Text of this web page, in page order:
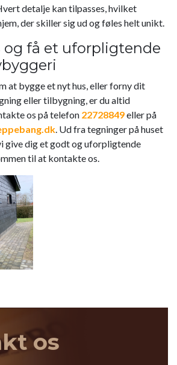
detalje kan tilpasses, hvilket
der skiller sig ud og føles helt unikt.
og få et uforpligtende
at bygge et nyt hus, eller forny dit
eller tilbygning, er du altid
os på telefon 22728849eller på
. Ud fra tegninger på huset
give dig et godt og uforpligtende
til at kontakte os.
os